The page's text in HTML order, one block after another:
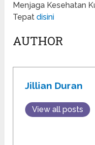
Menjaga Kesehatan
Tepatdisini
AUTHOR
Jillian Duran
View all posts